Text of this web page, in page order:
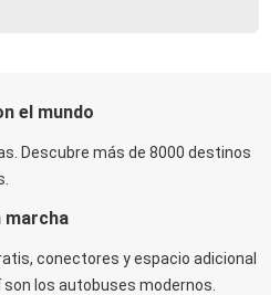
el mundo
Descubre más de 8000 destinos
marcha
conectores y espacio adicional
son los autobuses modernos.